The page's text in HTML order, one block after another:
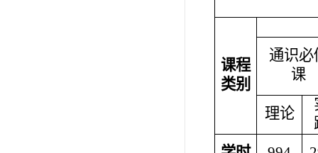
课程
类别
通识必
课
理论